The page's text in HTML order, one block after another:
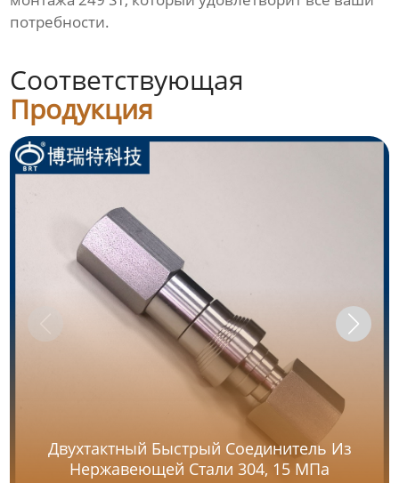
потребности.
Соответствующая
Продукция
Двухтактный Быстрый Соединитель Из
Нержавеющей Стали 304, 15 МПа